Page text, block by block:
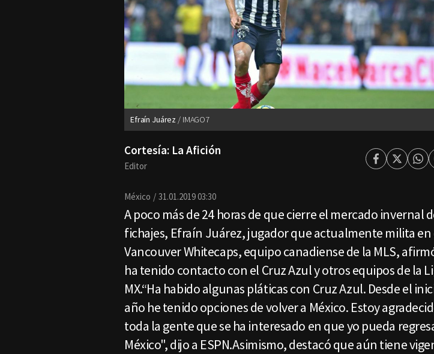
Efraín Juárez IMAGO7
Cortesía: La Afición
Editor Facebook
Twitter
México 31.01.2019 03:30
A poco más de 24 horas de que cierre el mercado invernal
fichajes, Efraín Juárez, jugador que actualmente milita en
Vancouver Whitecaps, equipo canadiense de la MLS,
ha tenido contacto con el Cruz Azul y otros equipos de la
MX.“Ha habido algunas pláticas con Cruz Azul. Desde el
año he tenido opciones de volver a México. Estoy
toda la gente que se ha interesado en que yo pueda
México", dijo a ESPN.Asimismo, destacó que aún tiene